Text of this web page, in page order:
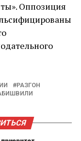
Оппозиция
РАЗГОН